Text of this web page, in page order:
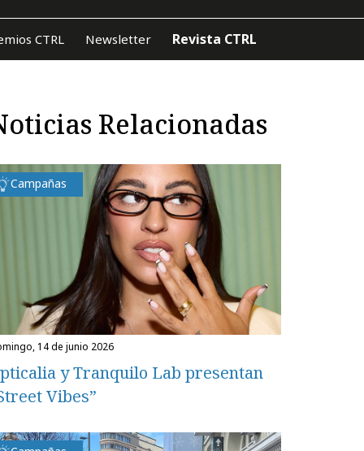
CTRL Newsletter Revista CTRL
Relacionadas
Campañas
14 de junio 2026
y Tranquilo Lab presentan
Vibes”